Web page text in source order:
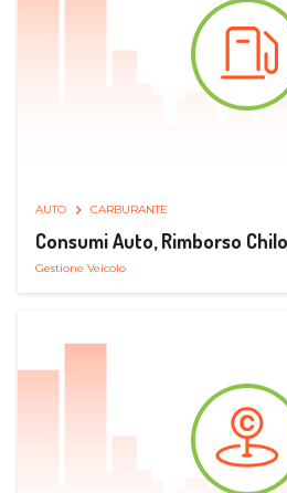
AUTO CARBURANTE
Consumi Auto, Rimborso
Gestione Veicolo